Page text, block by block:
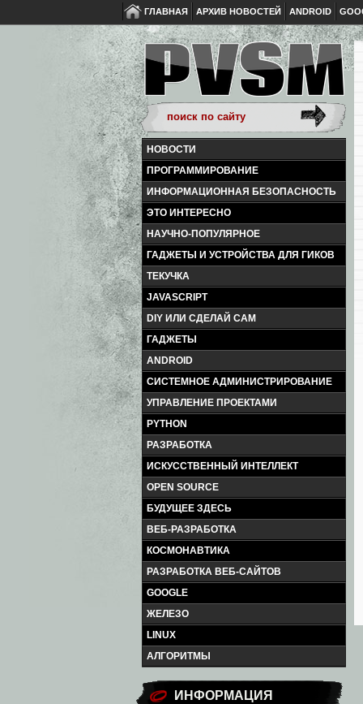
ГЛАВНАЯ АРХИВ НОВОСТЕЙ ANDROID
НОВОСТИ
ПРОГРАММИРОВАНИЕ
ИНФОРМАЦИОННАЯ БЕЗОПАСНОСТЬ
ЭТО ИНТЕРЕСНО
НАУЧНО-ПОПУЛЯРНОЕ
ГАДЖЕТЫ И УСТРОЙСТВА ДЛЯ ГИКОВ
ТЕКУЧКА
JAVASCRIPT
DIY ИЛИ СДЕЛАЙ САМ
ГАДЖЕТЫ
ANDROID
СИСТЕМНОЕ АДМИНИСТРИРОВАНИЕ
УПРАВЛЕНИЕ ПРОЕКТАМИ
PYTHON
РАЗРАБОТКА
ИСКУССТВЕННЫЙ ИНТЕЛЛЕКТ
OPEN SOURCE
БУДУЩЕЕ ЗДЕСЬ
ВЕБ-РАЗРАБОТКА
КОСМОНАВТИКА
РАЗРАБОТКА ВЕБ-САЙТОВ
GOOGLE
ЖЕЛЕЗО
LINUX
АЛГОРИТМЫ
ИНФОРМАЦИЯ